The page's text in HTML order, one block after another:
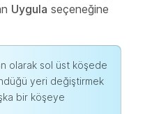
Uygula seçeneğine
olarak sol üst köşede
yeri değiştirmek
bir köşeye